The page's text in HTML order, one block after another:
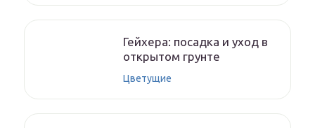
Гейхера: посадка и уход в
открытом грунте
Цветущие